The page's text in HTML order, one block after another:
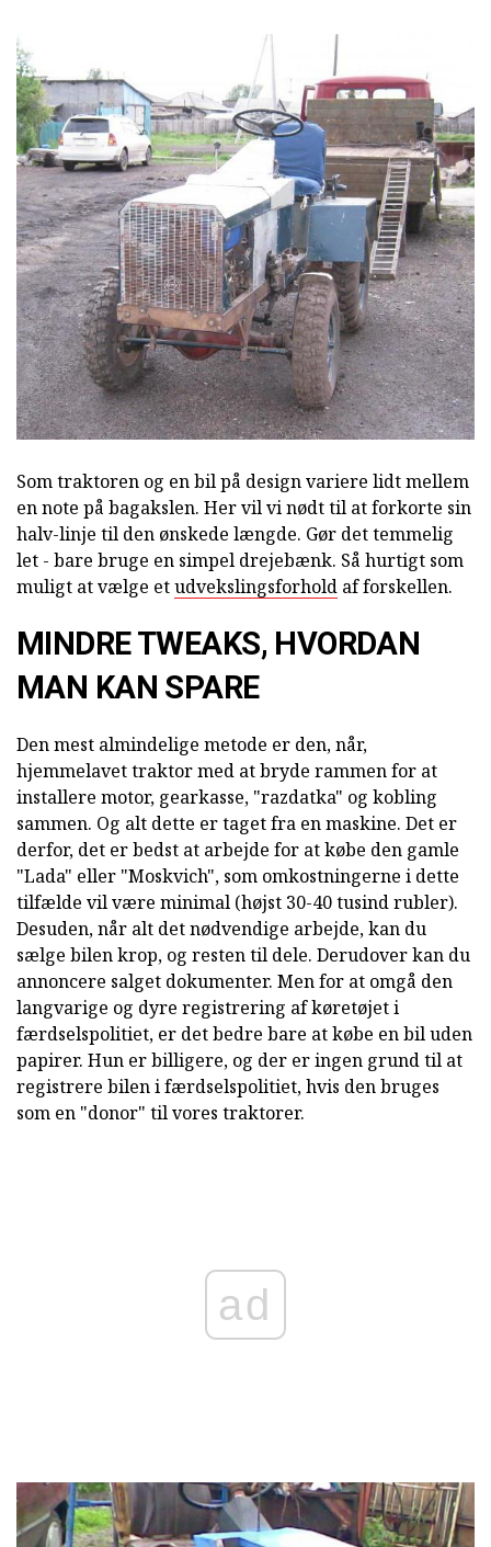
Som traktoren og en bil på design variere lidt mellem
en note på bagakslen. Her vil vi nødt til at forkorte sin
halv-linje til den ønskede længde. Gør det temmelig
let - bare bruge en simpel drejebænk. Så hurtigt som
muligt at vælge etudvekslingsforhold af forskellen.
MINDRE TWEAKS, HVORDAN
MAN KAN SPARE
Den mest almindelige metode er den, når,
hjemmelavet traktor med at bryde rammen for at
installere motor, gearkasse, "razdatka" og kobling
sammen. Og alt dette er taget fra en maskine. Det er
derfor, det er bedst at arbejde for at købe den gamle
"Lada" eller "Moskvich", som omkostningerne i dette
tilfælde vil være minimal (højst 30-40 tusind rubler).
Desuden, når alt det nødvendige arbejde, kan du
sælge bilen krop, og resten til dele. Derudover kan du
annoncere salget dokumenter. Men for at omgå den
langvarige og dyre registrering af køretøjet i
færdselspolitiet, er det bedre bare at købe en bil uden
papirer. Hun er billigere, og der er ingen grund til at
registrere bilen i færdselspolitiet, hvis den bruges
som en "donor" til vores traktorer.
ad